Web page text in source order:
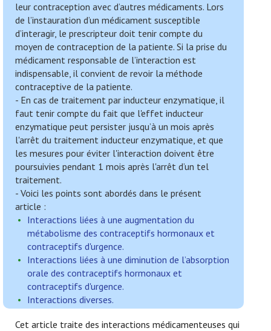
leur contraception avec d’autres médicaments. Lors
de l’instauration d’un médicament susceptible
d’interagir, le prescripteur doit tenir compte du
moyen de contraception de la patiente. Si la prise du
médicament responsable de l’interaction est
indispensable, il convient de revoir la méthode
contraceptive de la patiente.
- En cas de traitement par inducteur enzymatique, il
faut tenir compte du fait que l'effet inducteur
enzymatique peut persister jusqu’à un mois après
l'arrêt du traitement inducteur enzymatique, et que
les mesures pour éviter l'interaction doivent être
poursuivies pendant 1 mois après l'arrêt d’un tel
traitement.
- Voici les points sont abordés dans le présent
article :
Interactions liées à une augmentation du
métabolisme des contraceptifs hormonaux et
contraceptifs d'urgence.
Interactions liées à une diminution de l’absorption
orale des contraceptifs hormonaux et
contraceptifs d'urgence.
Interactions diverses.
Cet article traite des interactions médicamenteuses qui